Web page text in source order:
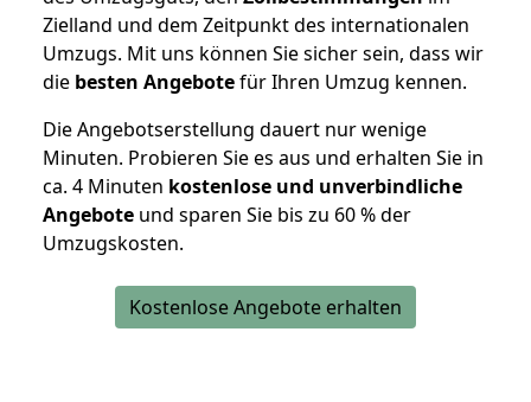
Zielland und dem Zeitpunkt des internationalen
Umzugs. Mit uns können Sie sicher sein, dass wir
die besten Angebotefür Ihren Umzug kennen.
Die Angebotserstellung dauert nur wenige
Minuten. Probieren Sie es aus und erhalten Sie in
ca. 4 Minuten kostenlose und unverbindliche
Angebote und sparen Sie bis zu 60 % der
Umzugskosten.
Kostenlose Angebote erhalten